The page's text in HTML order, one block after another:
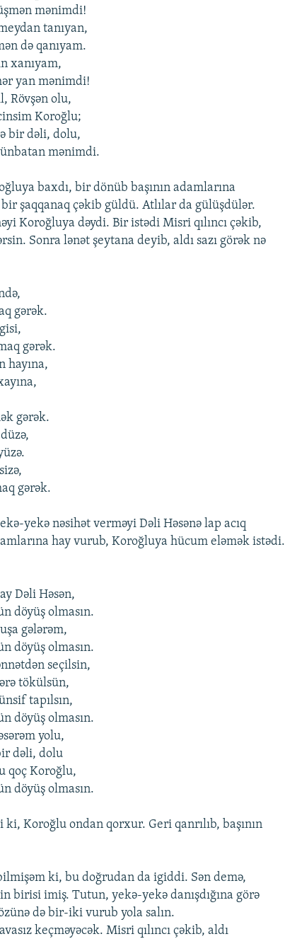
mənimdi!
tanıyan,
də qanıyam.
xanıyam,
yan mənimdi!
Rövşən olu,
Koroğlu;
bir dəli, dolu,
mənimdi.
baxdı, bir dönüb başının adamlarına
şaqqanaq çəkib güldü. Atlılar da gülüşdülər.
Koroğluya dəydi. Bir istədi Misri qılıncı çəkib,
Sonra lənət şeytana deyib, aldı sazı görək nə
gərək.
gərək.
hayına,
gərək.
gərək.
yekə nəsihət verməyi Dəli Həsənə lap acıq
hay vurub, Koroğluya hücum eləmək istədi.
Dəli Həsən,
döyüş olmasın.
gələrəm,
döyüş olmasın.
seçilsin,
tökülsün,
tapılsın,
döyüş olmasın.
yolu,
dəli, dolu
qoç Koroğlu,
döyüş olmasın.
ki, Koroğlu ondan qorxur. Geri qanrılıb, başının
ki, bu doğrudan da igiddi. Sən demə,
birisi imiş. Tutun, yekə-yekə danışdığına görə
də bir-iki vurub yola salın.
keçməyəcək. Misri qılıncı çəkib, aldı